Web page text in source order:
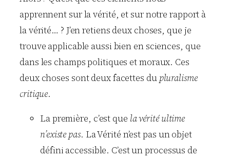
apprennent sur la vérité, et sur notre rapport à
la vérité… ? J’en retiens deux choses, que je
trouve applicable aussi bien en sciences, que
dans les champs politiques et moraux. Ces
deux choses sont deux facettes du pluralisme
critique.
La première, c’est que la vérité ultime
n’existe pas. La Vérité n’est pas un objet
défini accessible. C’est un processus de